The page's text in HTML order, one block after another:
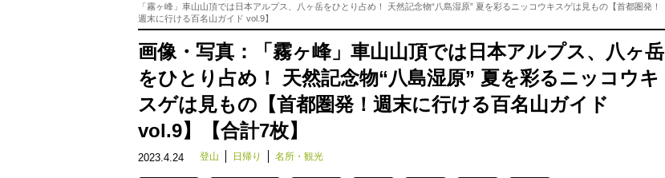
「霧ヶ峰」車山山頂では日本アルプス、八ヶ岳をひとり占め！ 天然記念物“八島湿原” 夏を彩るニッコウキスゲは見もの【首都圏発！
週末に行ける百名山ガイド vol.9】
画像・写真：「霧ヶ峰」車山山頂では日本アルプス、八ヶ岳
をひとり占め！ 天然記念物“八島湿原” 夏を彩るニッコウキ
スゲは見もの【首都圏発！週末に行ける百名山ガイド
vol.9】【合計7枚】
2023.4.24 登山 日帰り 名所・観光